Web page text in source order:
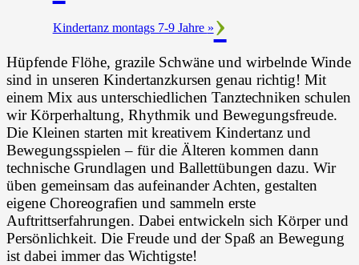
Kindertanz montags 7-9 Jahre »
Hüpfende Flöhe, grazile Schwäne und wirbelnde Winde
sind in unseren Kindertanzkursen genau richtig! Mit
einem Mix aus unterschiedlichen Tanztechniken schulen
wir Körperhaltung, Rhythmik und Bewegungsfreude.
Die Kleinen starten mit kreativem Kindertanz und
Bewegungsspielen – für die Älteren kommen dann
technische Grundlagen und Ballettübungen dazu. Wir
üben gemeinsam das aufeinander Achten, gestalten
eigene Choreografien und sammeln erste
Auftrittserfahrungen. Dabei entwickeln sich Körper und
Persönlichkeit. Die Freude und der Spaß an Bewegung
ist dabei immer das Wichtigste!